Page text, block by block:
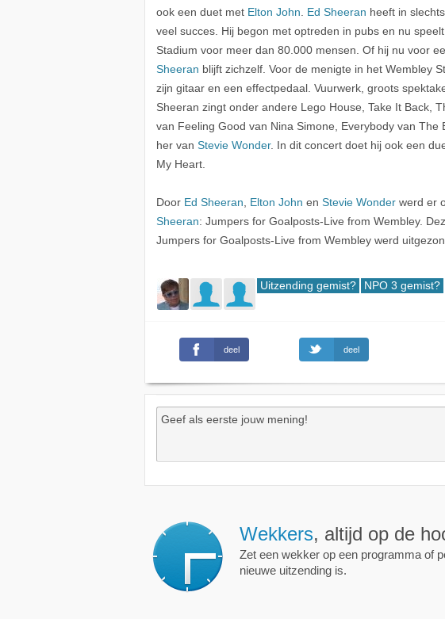
ook een duet met Elton John Ed Sheeran heeft in
veel succes. Hij begon met optreden in pubs en nu
Stadium voor meer dan 80.000 mensen. Of hij nu voor
Sheeran blijft zichzelf. Voor de menigte in het Wembley
zijn gitaar en een effectpedaal. Vuurwerk, groots
Sheeran zingt onder andere Lego House, Take It Back,
van Feeling Good van Nina Simone, Everybody van The
her van Stevie Wonder. In dit concert doet hij ook een
My Heart.
Door Ed Sheeran Elton John en Stevie Wonder werd er
Sheeran: Jumpers for Goalposts-Live from Wembley.
Jumpers for Goalposts-Live from Wembley werd
Uitzending gemist? NPO 3 gemist?
deel deel
Wekkers, altijd op de
Zet een wekker op een programma of
nieuwe uitzending is.